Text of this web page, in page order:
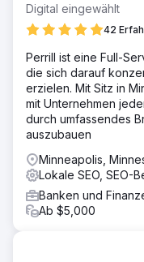
Digital eingewählt
42
Perrill ist eine Full-
die sich darauf
erzielen. Mit Sitz in
mit Unternehmen
durch umfassendes
auszubauen
Minneapolis,
Lokale SEO, SEO-
Banken und
Ab $5,000